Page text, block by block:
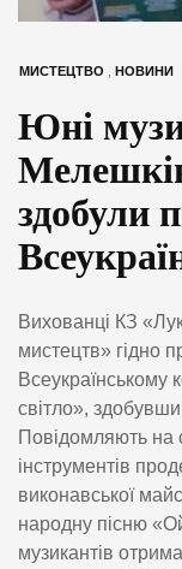
МИСТЕЦТВО НОВИНИ
Юні
здобули
Вихованці КЗ
мистецтв» гідно
Всеукраїнському
світло»,
Повідомляють на
інструментів
виконавської
народну пісню
музикантів